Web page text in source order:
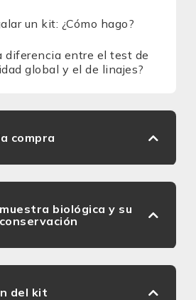
un kit: ¿Cómo hago?
diferencia entre el test de
global y el de linajes?
compra
biológica y su
del kit